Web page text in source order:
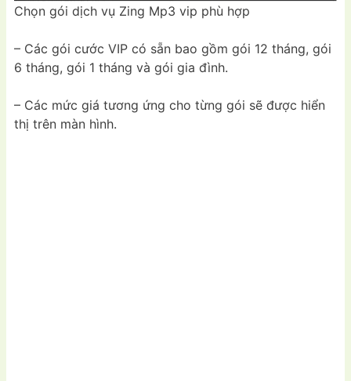
Chọn gói dịch vụ Zing Mp3 vip phù hợp
– Các gói cước VIP có sẵn bao gồm gói 12 tháng, gói
6 tháng, gói 1 tháng và gói gia đình.
– Các mức giá tương ứng cho từng gói sẽ được hiển
thị trên màn hình.